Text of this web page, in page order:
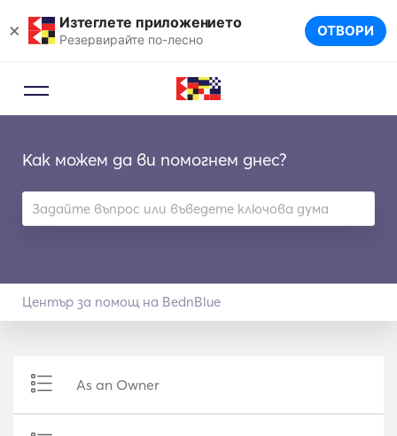
× Изтеглете приложението
Резервирайте по-лесно ОТВОРИ
Как можем да ви помогнем днес?
Център за помощ на BednBlue
As an Owner